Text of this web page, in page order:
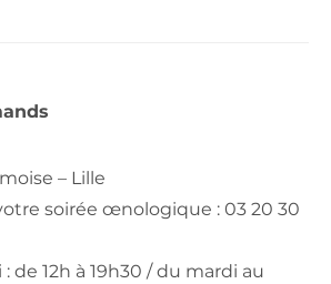
– Lille
soirée œnologique : 03 20 30
de 12h à 19h30 / du mardi au